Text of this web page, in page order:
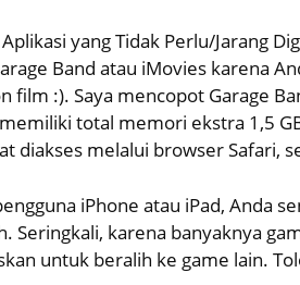
yang Tidak Perlu/Jarang
Band atau iMovies karena
film :). Saya mencopot Garage
total memori ekstra 1,5
diakses melalui browser Safari,
iPhone atau iPad, Anda
Seringkali, karena banyaknya
untuk beralih ke game lain.